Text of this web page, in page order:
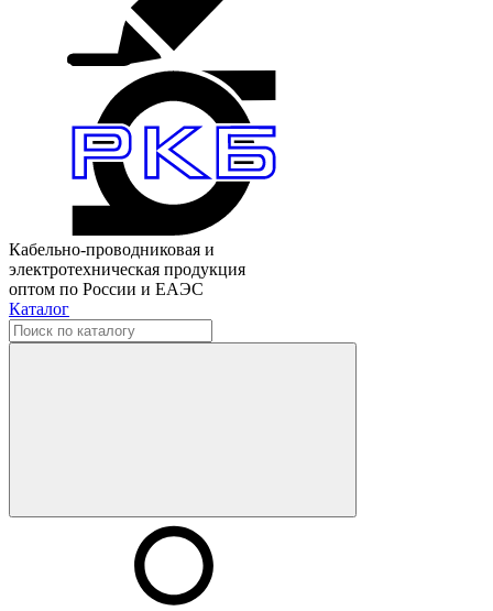
Кабельно-проводниковая и
электротехническая продукция
оптом по России и ЕАЭС
Каталог